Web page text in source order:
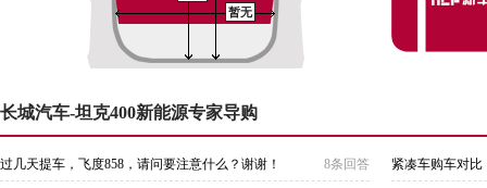
暂无
长城汽车-坦克400新能源专家导购
8条回答
过几天提车，飞度858，请问要注意什么？谢谢！ 紧凑车购车对比